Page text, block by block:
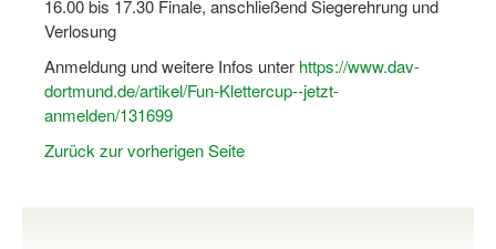
Fachtag Bildung braucht Bewegung
Erste-Hilfe-Ausbildung
Anmeldeformular / Anmeldebedingungen
16.00 bis 17.30 Finale, anschließend Siegerehrung und
Verlosung
Anmeldung und weitere Infos unter https://www.dav-
dortmund.de/artikel/Fun-Klettercup--jetzt-
anmelden/131699
Zurück zur vorherigen Seite